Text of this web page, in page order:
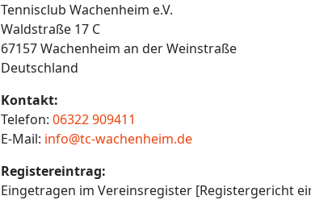
Tennisclub Wachenheim e.V.
Waldstraße 17 C
67157 Wachenheim an der Weinstraße
Deutschland
Kontakt:
Telefon: 06322 909411
E-Mail: info@tc-wachenheim.de
Registereintrag:
Eingetragen im Vereinsregister [Registergericht